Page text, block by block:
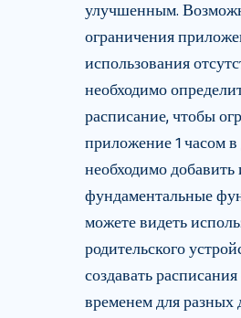
улучшенным.
ограничения
использования
необходимо
расписание, чтобы
приложение 1 часом
необходимо добавить
фундаментальные
можете видеть
родительского
создавать
временем для разных